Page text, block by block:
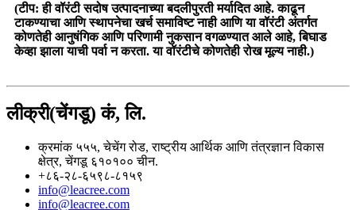
(टीप: ही वॉरंटी सदोष उत्पादनाच्या बदलीपुरती मर्यादित आहे. काढून
टाकण्याचा आणि स्थापनेचा खर्च समाविष्ट नाही आणि या वॉरंटी अंतर्गत
कोणतेही आनुषंगिक आणि परिणामी नुकसान वगळण्यात आले आहे, बिघाड
केव्हा झाला याची पर्वा न करता. या वॉरंटीचे कोणतेही रोख मूल्य नाही.)
लीक्री(चेंगडू) कं, लि.
क्रमांक ५५५, चेचेंग रोड, राष्ट्रीय आर्थिक आणि तंत्रज्ञान विकास
क्षेत्र, चेंगडू ६१०१०० चीन.
+८६-२८-६५९८-८१५९
info@leacree.com
info@leacree.com